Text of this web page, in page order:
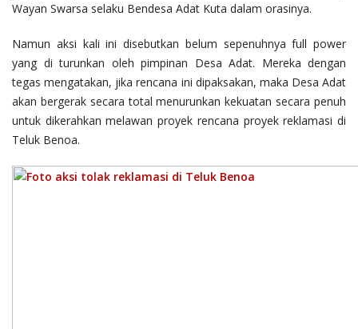
Wayan Swarsa selaku Bendesa Adat Kuta dalam orasinya.
Namun aksi kali ini disebutkan belum sepenuhnya full power
yang di turunkan oleh pimpinan Desa Adat. Mereka dengan
tegas mengatakan, jika rencana ini dipaksakan, maka Desa Adat
akan bergerak secara total menurunkan kekuatan secara penuh
untuk dikerahkan melawan proyek rencana proyek reklamasi di
Teluk Benoa.